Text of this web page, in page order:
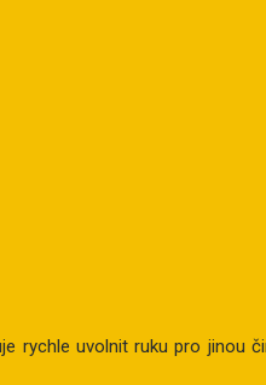
rychle uvolnit ruku pro jinou